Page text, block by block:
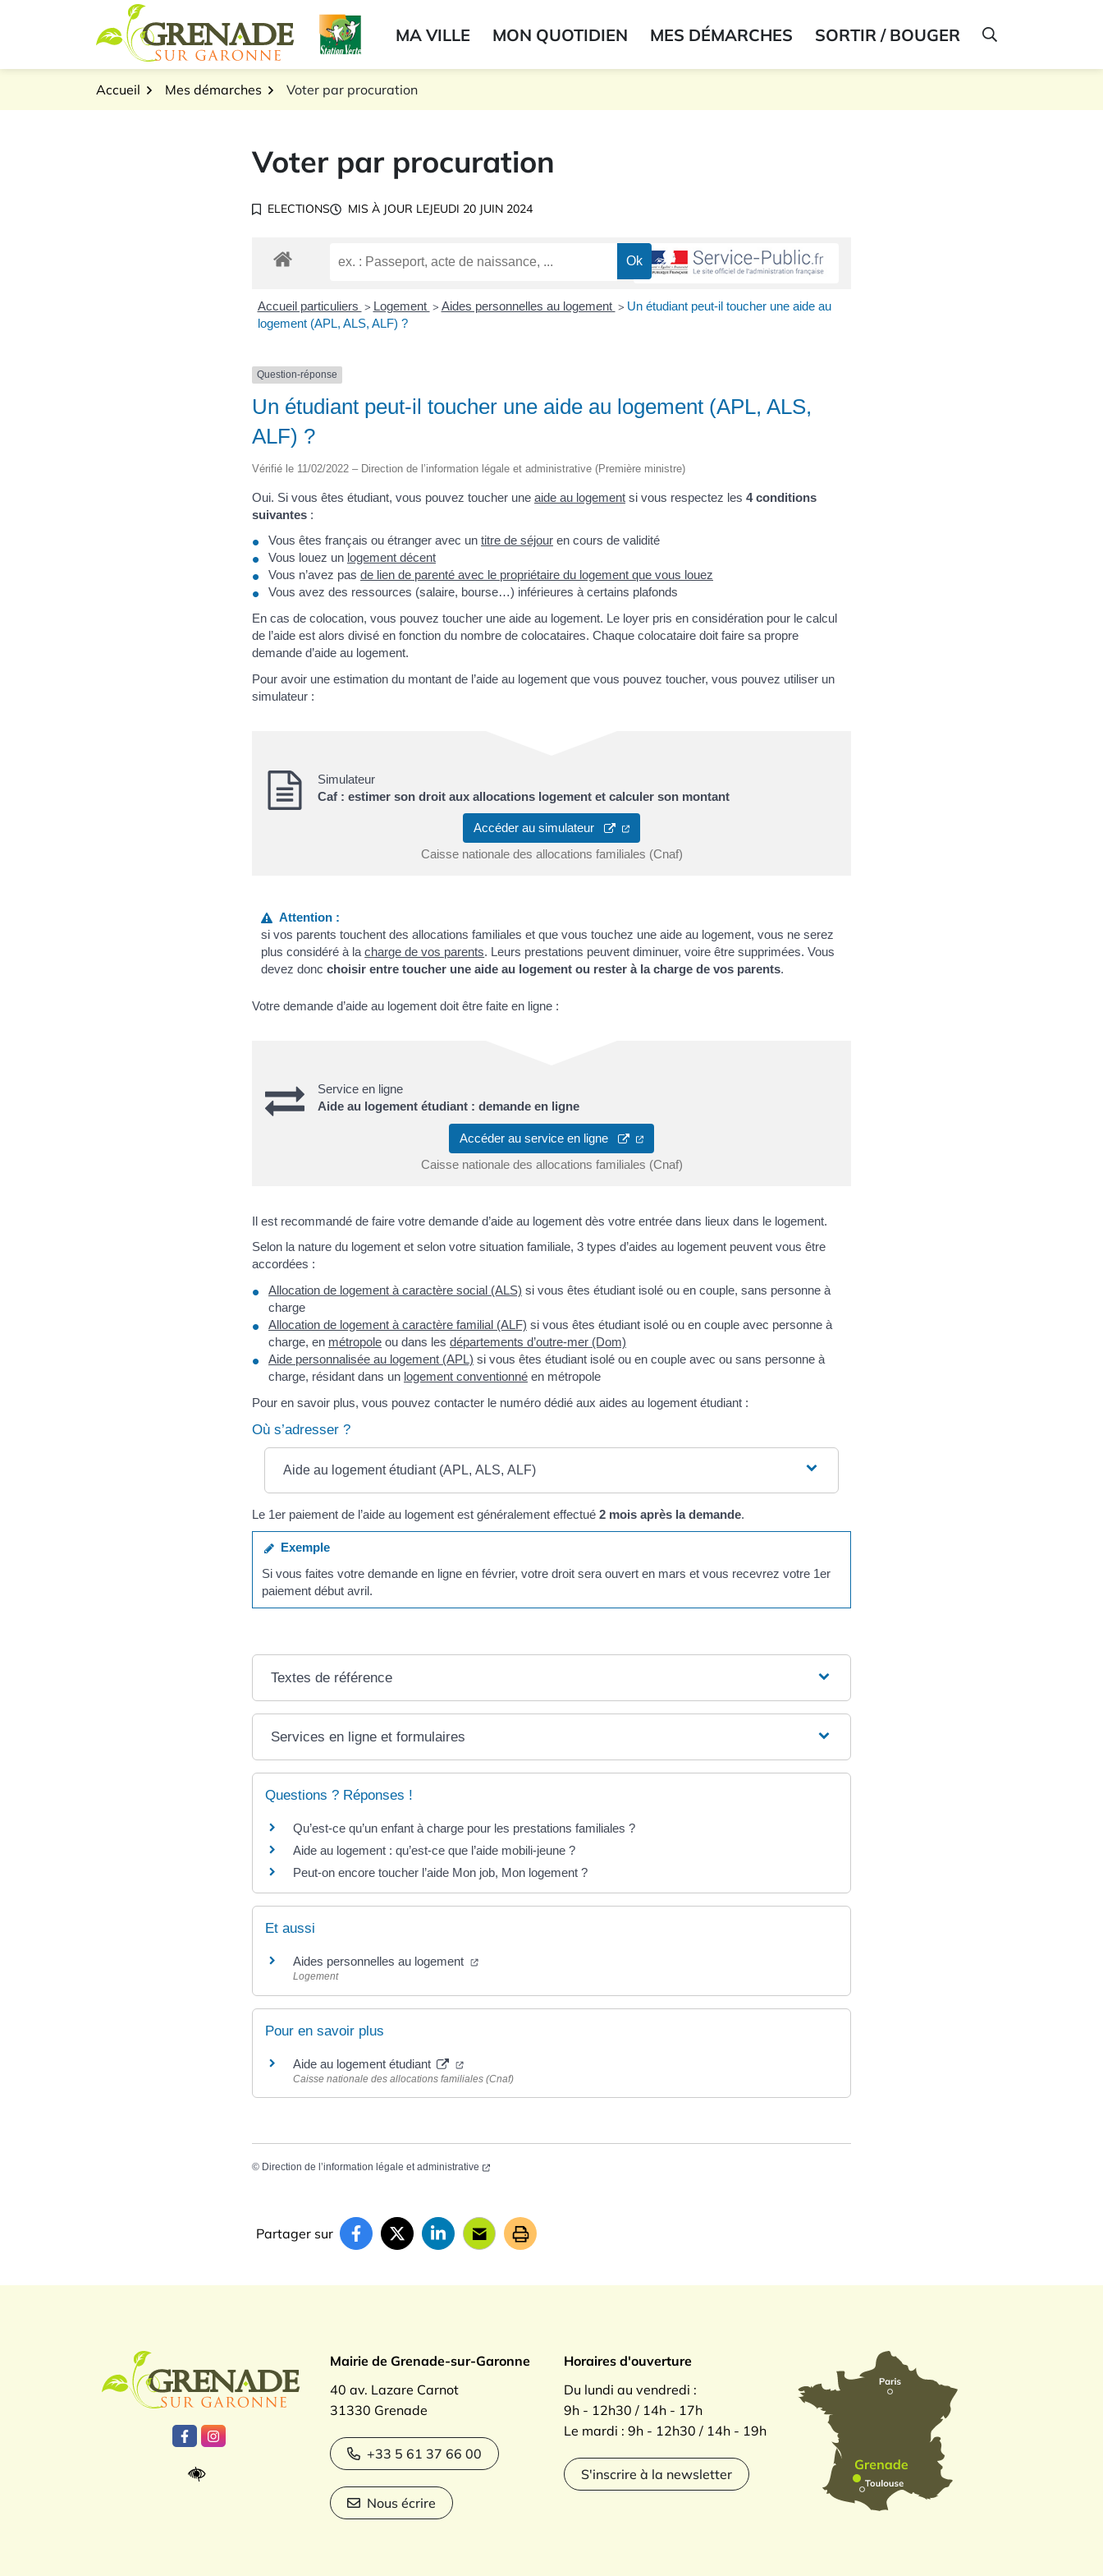
Logo Grenade sur GaronneMA VILLE MON QUOTIDIEN MES DÉMARCHES SORTIR / BOUGER AFFICHER LA
Accueil Mes démarches Voter par procuration
Voter par procuration
ELECTIONS MIS À JOUR LEJEUDI 20 JUIN 2024
Accueil particuliers > Logement > Aides personnelles au logement > Un étudiant peut-il toucher une aide au
logement (APL, ALS, ALF) ?
Question-réponse
Un étudiant peut-il toucher une aide au logement (APL, ALS,
ALF) ?
Vérifié le 11/02/2022 – Direction de l’information légale et administrative (Première ministre)
Oui. Si vous êtes étudiant, vous pouvez toucher une aide au logement si vous respectez les 4 conditions
suivantes :
Vous êtes français ou étranger avec un titre de séjour en cours de validité
Vous louez un logement décent
Vous n’avez pas de lien de parenté avec le propriétaire du logement que vous louez
Vous avez des ressources (salaire, bourse…) inférieures à certains plafonds
En cas de colocation, vous pouvez toucher une aide au logement. Le loyer pris en considération pour le calcul
de l’aide est alors divisé en fonction du nombre de colocataires. Chaque colocataire doit faire sa propre
demande d’aide au logement.
Pour avoir une estimation du montant de l’aide au logement que vous pouvez toucher, vous pouvez utiliser un
simulateur :
Simulateur
Caf : estimer son droit aux allocations logement et calculer son montant
Accéder au simulateur
Caisse nationale des allocations familiales (Cnaf)
Attention :
si vos parents touchent des allocations familiales et que vous touchez une aide au logement, vous ne serez
plus considéré à lacharge de vos parents. Leurs prestations peuvent diminuer, voire être supprimées. Vous
devez doncchoisir entre toucher une aide au logement ou rester à la charge de vos parents.
Votre demande d’aide au logement doit être faite en ligne :
Service en ligne
Aide au logement étudiant : demande en ligne
Accéder au service en ligne
Caisse nationale des allocations familiales (Cnaf)
Il est recommandé de faire votre demande d’aide au logement dès votre entrée dans lieux dans le logement.
Selon la nature du logement et selon votre situation familiale, 3 types d’aides au logement peuvent vous être
accordées :
Allocation de logement à caractère social (ALS) si vous êtes étudiant isolé ou en couple, sans personne à
charge
Allocation de logement à caractère familial (ALF) si vous êtes étudiant isolé ou en couple avec personne à
charge, en métropole ou dans les départements d’outre-mer (Dom)
Aide personnalisée au logement (APL) si vous êtes étudiant isolé ou en couple avec ou sans personne à
charge, résidant dans un logement conventionné en métropole
Pour en savoir plus, vous pouvez contacter le numéro dédié aux aides au logement étudiant :
Où s’adresser ?
Aide au logement étudiant (APL, ALS, ALF)
Le 1er paiement de l’aide au logement est généralement effectué 2 mois après la demande.
Exemple
Si vous faites votre demande en ligne en février, votre droit sera ouvert en mars et vous recevrez votre 1er
paiement début avril.
Textes de référence
Services en ligne et formulaires
Questions ? Réponses !
Qu’est-ce qu’un enfant à charge pour les prestations familiales ?
Aide au logement : qu’est-ce que l’aide mobili-jeune ?
Peut-on encore toucher l’aide Mon job, Mon logement ?
Et aussi
Aides personnelles au logement
Logement
Pour en savoir plus
Aide au logement étudiant
Caisse nationale des allocations familiales (Cnaf)
© Direction de l’information légale et administrative
Partager sur
Logo Grenade sur Garonne
Lien vers le compte Facebook
Lien vers le compte Instagram
Mairie de Grenade-sur-Garonne
40 av. Lazare Carnot
31330 Grenade
+33 5 61 37 66 00
Nous écrire
Horaires d'ouverture
Du lundi au vendredi :
9h - 12h30 / 14h - 17h
Le mardi : 9h - 12h30 / 14h - 19h
S'inscrire à la newsletter